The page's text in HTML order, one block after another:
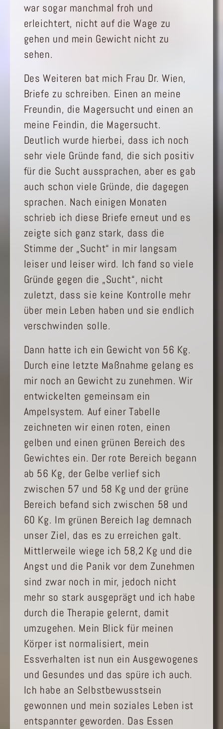
war sogar manchmal froh und
erleichtert, nicht auf die Wage zu
gehen und mein Gewicht nicht zu
sehen.
Des Weiteren bat mich Frau Dr. Wien,
Briefe zu schreiben. Einen an meine
Freundin, die Magersucht und einen an
meine Feindin, die Magersucht.
Deutlich wurde hierbei, dass ich noch
sehr viele Gründe fand, die sich positiv
für die Sucht aussprachen, aber es gab
auch schon viele Gründe, die dagegen
sprachen. Nach einigen Monaten
schrieb ich diese Briefe erneut und es
zeigte sich ganz stark, dass die
Stimme der „Sucht“ in mir langsam
leiser und leiser wird. Ich fand so viele
Gründe gegen die „Sucht“, nicht
zuletzt, dass sie keine Kontrolle mehr
über mein Leben haben und sie endlich
verschwinden solle.
Dann hatte ich ein Gewicht von 56 Kg.
Durch eine letzte Maßnahme gelang es
mir noch an Gewicht zu zunehmen. Wir
entwickelten gemeinsam ein
Ampelsystem. Auf einer Tabelle
zeichneten wir einen roten, einen
gelben und einen grünen Bereich des
Gewichtes ein. Der rote Bereich begann
ab 56 Kg, der Gelbe verlief sich
zwischen 57 und 58 Kg und der grüne
Bereich befand sich zwischen 58 und
60 Kg. Im grünen Bereich lag demnach
unser Ziel, das es zu erreichen galt.
Mittlerweile wiege ich 58,2 Kg und die
Angst und die Panik vor dem Zunehmen
sind zwar noch in mir, jedoch nicht
mehr so stark ausgeprägt und ich habe
durch die Therapie gelernt, damit
umzugehen. Mein Blick für meinen
Körper ist normalisiert, mein
Essverhalten ist nun ein Ausgewogenes
und Gesundes und das spüre ich auch.
Ich habe an Selbstbewusstsein
gewonnen und mein soziales Leben ist
entspannter geworden. Das Essen